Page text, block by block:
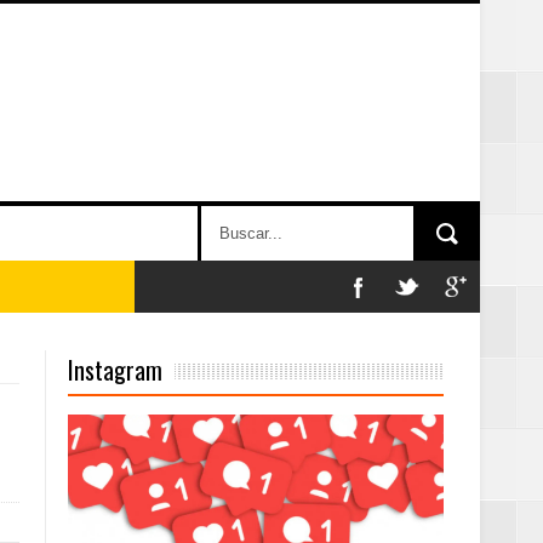
perspectiva
en la clausura
Instagram